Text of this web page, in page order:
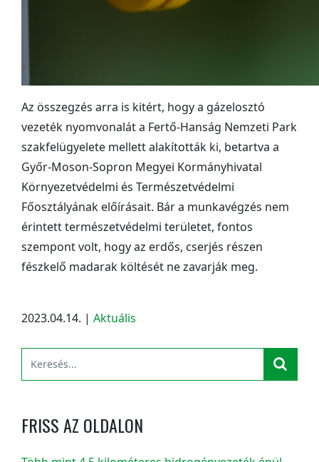
Az összegzés arra is kitért, hogy a gázelosztó
vezeték nyomvonalát a Fertő-Hanság Nemzeti Park
szakfelügyelete mellett alakították ki, betartva a
Győr-Moson-Sopron Megyei Kormányhivatal
Környezetvédelmi és Természetvédelmi
Főosztályának előírásait. Bár a munkavégzés nem
érintett természetvédelmi területet, fontos
szempont volt, hogy az erdős, cserjés részen
fészkelő madarak költését ne zavarják meg.
2023.04.14. | Aktuális
FRISS AZ OLDALON